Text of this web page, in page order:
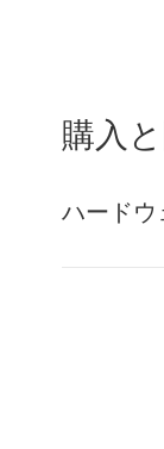
購入
ハードウ